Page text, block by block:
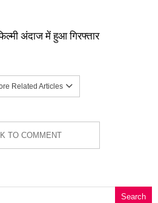
अंदाज में हुआ गिरफ्तार
Related Articles
TO COMMENT